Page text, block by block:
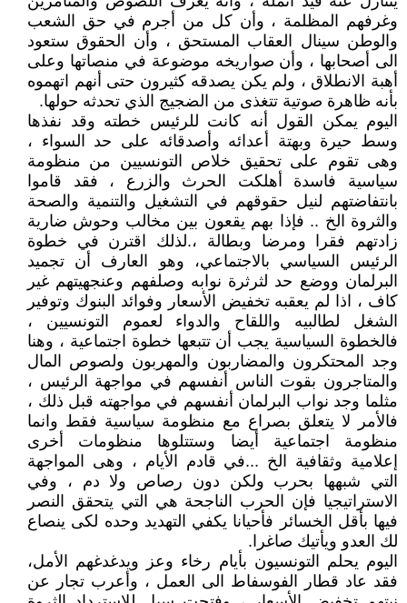
وغرفهم المظلمة ، وأن كل من أجرم في حق الشعب
والوطن سينال العقاب المستحق ، وأن الحقوق ستعود
الى أصحابها ، وأن صواريخه موضوعة في منصاتها وعلى
أهبة الانطلاق ، ولم يكن يصدقه كثيرون حتى أنهم اتهموه
بأنه ظاهرة صوتية تتغذى من الضجيج الذي تحدثه حولها.
اليوم يمكن القول أنه كانت للرئيس خطته وقد نفذها
وسط حيرة وبهتة أعدائه وأصدقائه على حد السواء ،
وهى تقوم على تحقيق خلاص التونسيين من منظومة
سياسية فاسدة أهلكت الحرث والزرع ، فقد قاموا
بانتفاضتهم لنيل حقوقهم في التشغيل والتنمية والصحة
والثروة الخ .. فإذا بهم يقعون بين مخالب وحوش ضارية
زادتهم فقرا ومرضا وبطالة ،.لذلك اقترن في خطوة
الرئيس السياسي بالاجتماعي، وهو العارف أن تجميد
البرلمان ووضع حد لثرثرة نوابه وصلفهم وعنجهيتهم غير
كاف ، اذا لم يعقبه تخفيض الأسعار وفوائد البنوك وتوفير
الشغل لطالبيه واللقاح والدواء لعموم التونسيين ،
فالخطوة السياسية يجب أن تتبعها خطوة اجتماعية ، وهنا
وجد المحتكرون والمضاربون والمهربون ولصوص المال
والمتاجرون بقوت الناس أنفسهم في مواجهة الرئيس ،
مثلما وجد نواب البرلمان أنفسهم في مواجهته قبل ذلك ،
فالأمر لا يتعلق بصراع مع منظومة سياسية فقط وانما
منظومة اجتماعية أيضا وستتلوها منظومات أخرى
إعلامية وثقافية الخ ...في قادم الأيام ، وهى المواجهة
التي شبهها بحرب ولكن دون رصاص ولا دم ، وفي
الاستراتيجيا فإن الحرب الناجحة هي التي يتحقق النصر
فيها بأقل الخسائر فأحيانا يكفي التهديد وحده لكى ينصاع
لك العدو ويأتيك صاغرا.
اليوم يحلم التونسيون بأيام رخاء وعز ويدغدغهم الأمل،
فقد عاد قطار الفوسفاط الى العمل ، وأعرب تجار عن